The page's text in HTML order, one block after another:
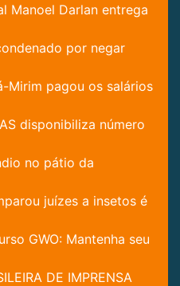
Manoel Darlan entrega
por negar
Mirim pagou os salários
disponibiliza número
no pátio da
juízes a insetos é
GWO: Mantenha seu
DE IMPRENSA